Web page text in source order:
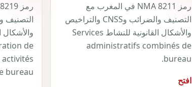
رمز NMA 8211 في المغرب مع
التصنيف والضرائب وCNSS والتراخيص
والأشكال القانونية للنشاط Services
administratifs combinés de
bureau.
افتح
والأشكال
de
bureau.